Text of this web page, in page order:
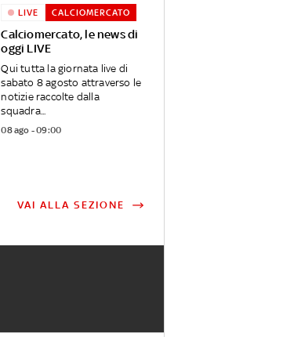
Calciomercato, le news di
oggi LIVE
LIVE CALCIOMERCATO
Qui tutta la giornata live di
sabato 8 agosto attraverso le
notizie raccolte dalla
squadra...
08 ago - 09:00
VAI ALLA SEZIONE